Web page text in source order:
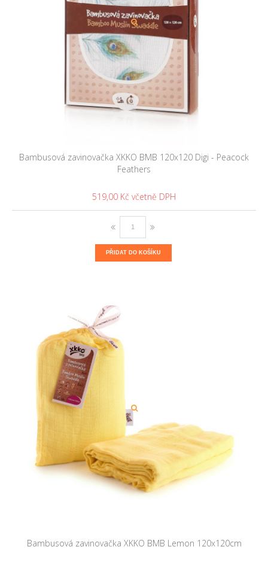
Bambusová zavinovačka XKKO BMB 120x120 Digi - Peacock
Feathers
519,00 Kč
PŘIDAT DO KOŠÍKU
Bambusová zavinovačka XKKO BMB Lemon 120x120cm